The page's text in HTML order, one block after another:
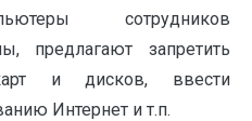
сотрудников
предлагают запретить
и дисков, ввести
Интернет и т.п.